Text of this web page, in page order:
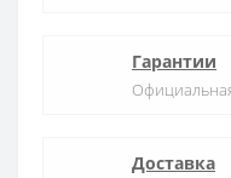
Гарантии
Доставка